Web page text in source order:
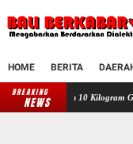
HOME BERITA
BREAKING
NEWS
10 Kilogram Ganja ke Bali,